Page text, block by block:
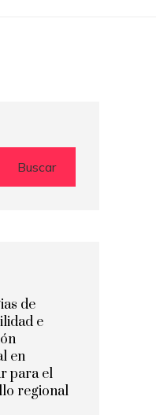
Buscar
de
e
en
para el
regional